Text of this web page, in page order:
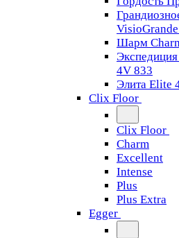
Шарм
4V 833
Элита Elite
Clix Floor
Clix Floor
Charm
Excellent
Intense
Plus
Plus Extra
Egger